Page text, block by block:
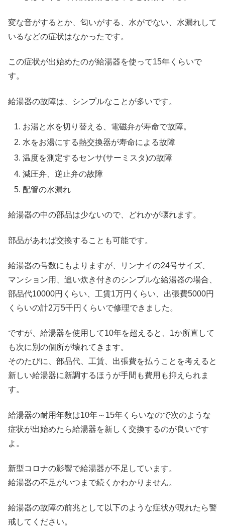
変な音がするとか、匂いがする、水がでない、水漏れして
いるなどの症状はなかったです。
この症状が出始めたのが給湯器を使って15年くらいで
す。
給湯器の故障は、シンプルなことが多いです。
お湯と水を切り替える、電磁弁が寿命で故障。
水をお湯にする熱交換器が寿命による故障
温度を測定するセンサ(サーミスタ)の故障
減圧弁、逆止弁の故障
配管の水漏れ
給湯器の中の部品は少ないので、どれかが壊れます。
部品があれば交換することも可能です。
給湯器の号数にもよりますが、リンナイの24号サイズ、
マンション用、追い炊き付きのシンプルな給湯器の場合、
部品代10000円くらい、工賃1万円くらい、出張費5000円
くらいの計2万5千円くらいで修理できました。
ですが、給湯器を使用して10年を超えると、1か所直して
も次に別の個所が壊れてきます。
そのたびに、部品代、工賃、出張費を払うことを考えると
新しい給湯器に新調するほうが手間も費用も抑えられま
す。
給湯器の耐用年数は10年～15年くらいなので次のような
症状が出始めたら給湯器を新しく交換するのが良いです
よ。
新型コロナの影響で給湯器が不足しています。
給湯器の不足がいつまで続くかわかりません。
給湯器の故障の前兆として以下のような症状が現れたら警
戒してください。